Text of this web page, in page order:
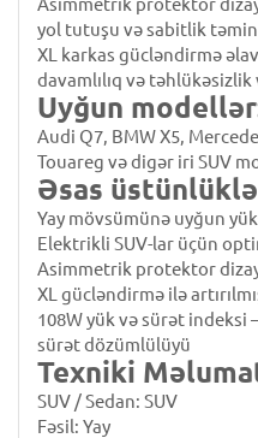
Asimmetrik protektor
yol tutuşu və sabitlik
XL karkas gücləndirmə
davamlılıq və təhlükəsizlik
Uyğun
Audi Q7, BMW X5,
Touareg və digər iri SUV
Əsas
Yay mövsümünə uyğun
Elektrikli SUV-lar üçün
Asimmetrik protektor
XL gücləndirmə ilə
108W yük və sürət indeksi
sürət dözümlülüyü
Texniki
SUV / Sedan: SUV
Fəsil: Yay